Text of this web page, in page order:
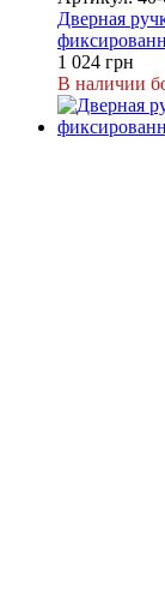
Дверная
1 024 грн
В наличии